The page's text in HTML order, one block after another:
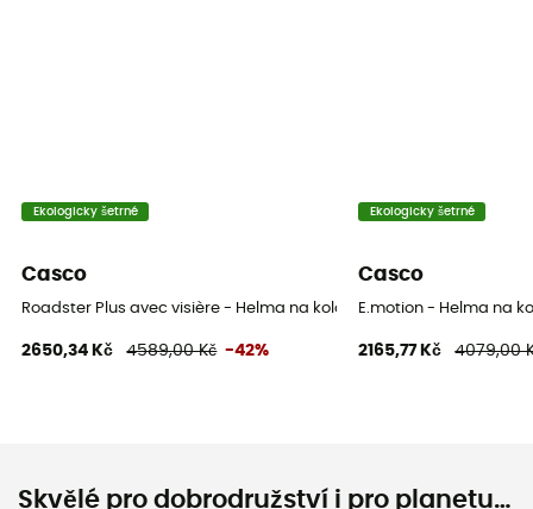
Ekologicky šetrné
Casco
Roadster Plus avec visière - Helma na kolo
2650,34 Kč 4589,00 Kč -42%
Ekologicky šetrné
Casco
E.motion - Helma na
2165,77 Kč 4079,00
Skvělé pro dobrodružství i pro planetu…